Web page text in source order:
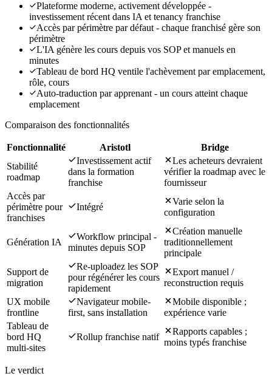
Plateforme moderne, activement développée -
investissement récent dans IA et tenancy franchise
Accès par périmètre par défaut - chaque franchisé gère son
périmètre
L'IA génère les cours depuis vos SOP et manuels en
minutes
Tableau de bord HQ ventile l'achèvement par emplacement,
rôle, cours
Auto-traduction par apprenant - un cours atteint chaque
emplacement
Comparaison des fonctionnalités
Fonctionnalité Aristotl
Bridge
Stabilité
roadmap
Investissement actif
dans la formation
franchise
Les acheteurs devraient
vérifier la roadmap avec le
fournisseur
Accès par
périmètre pour
franchises
Intégré
Varie selon la
configuration
Génération IA
Workflow principal -
minutes depuis SOP
Création manuelle
traditionnellement
principale
Support de
migration
Re-uploadez les SOP
pour régénérer les cours
rapidement
Export manuel /
reconstruction requis
UX mobile
frontline
Navigateur mobile-
first, sans installation
Mobile disponible ;
expérience varie
Tableau de
bord HQ
multi-sites
Rollup franchise natif
Rapports capables ;
moins typés franchise
Le verdict